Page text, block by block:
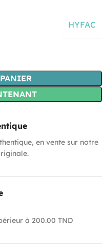
HYFAC
en vente sur notre
à 200.00 TND